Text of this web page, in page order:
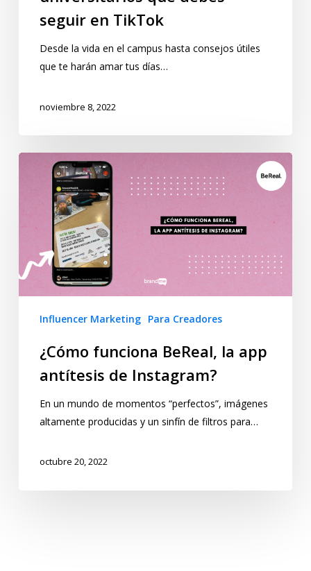
seguir en TikTok
Desde la vida en el campus hasta consejos útiles
que te harán amar tus días…
noviembre 8, 2022
Influencer Marketing Para Creadores
¿Cómo funciona BeReal, la app
antítesis de Instagram?
En un mundo de momentos “perfectos”, imágenes
altamente producidas y un sinfín de filtros para…
octubre 20, 2022